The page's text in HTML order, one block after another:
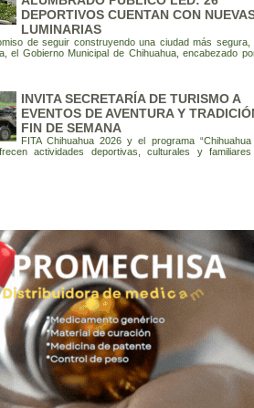
DEPORTIVOS CUENTAN CON
LUMINARIAS
de seguir construyendo una ciudad más segura,
el Gobierno Municipal de Chihuahua, encabezado
INVITA SECRETARÍA DE TURISMO A
EVENTOS DE AVENTURA Y
FIN DE SEMANA
FITA Chihuahua 2026 y el programa
actividades deportivas, culturales y